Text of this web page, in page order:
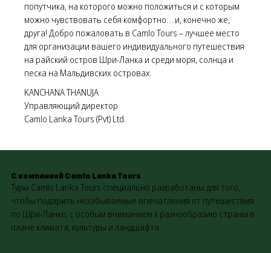
попутчика, на которого можно положиться и с которым
можно чувствовать себя комфортно… и, конечно же,
друга! Добро пожаловать в Camlo Tours – лучшее место
для организации вашего индивидуального путешествия
на райский остров Шри-Ланка и среди моря, солнца и
песка на Мальдивских островах.
KANCHANA THANUJA
Управляющий директор
Camlo Lanka Tours (Pvt) Ltd.
С компанией Camlo Lanka Tours
Туры Camlo Lanka Tours специально разработаны для того,
чтобы подарить незабываемые впечатления от путешествия
по Шри-Ланке, с особым вниманием к разнообразию страны в
плане климата, культуры и ландшафта.